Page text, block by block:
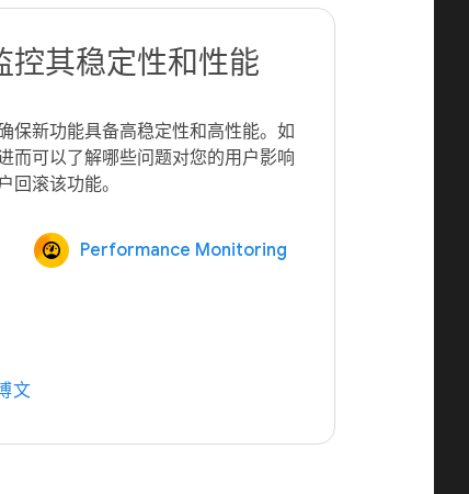
控其稳定性和性能
保新功能具备高稳定性和高性能。如
而可以了解哪些问题对您的用户影响
Performance Monitoring
文